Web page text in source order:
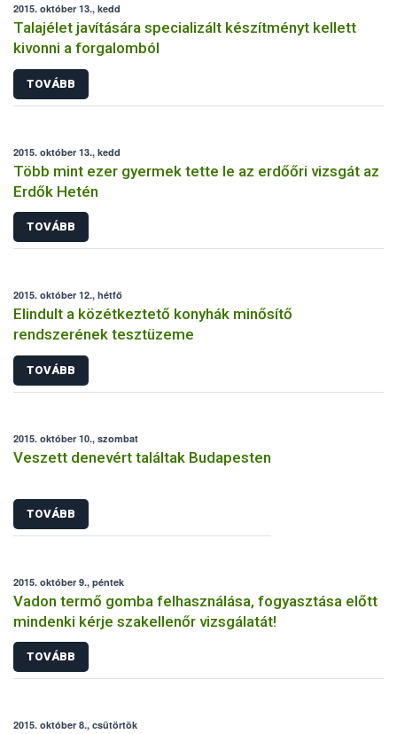
2015. október 13., kedd
Talajélet javítására specializált készítményt kellett
kivonni a forgalomból
TOVÁBB
2015. október 13., kedd
Több mint ezer gyermek tette le az erdőőri vizsgát az
Erdők Hetén
TOVÁBB
2015. október 12., hétfő
Elindult a közétkeztető konyhák minősítő
rendszerének tesztüzeme
TOVÁBB
2015. október 10., szombat
Veszett denevért találtak Budapesten
TOVÁBB
2015. október 9., péntek
Vadon termő gomba felhasználása, fogyasztása előtt
mindenki kérje szakellenőr vizsgálatát!
TOVÁBB
2015. október 8., csütörtök